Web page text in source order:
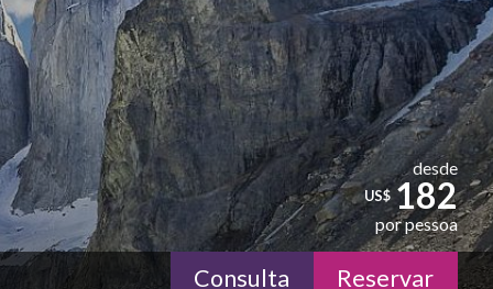
desde
US$ 182
por pessoa
Consulta Reservar